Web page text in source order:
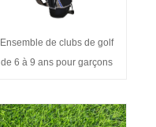
Ensemble de clubs de golf
de 6 à 9 ans pour garçons